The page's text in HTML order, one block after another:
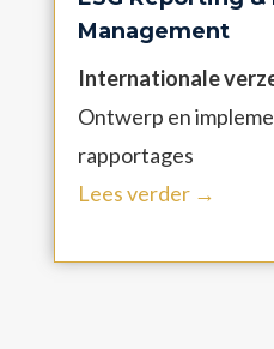
Management
Internationale
Ontwerp en
rapportages
Lees verder →